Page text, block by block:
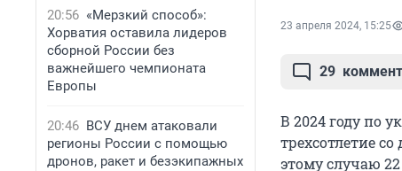
20:56 «Мерзкий способ»:
Хорватия оставила лидеров
сборной России без
важнейшего чемпионата
Европы
20:46 ВСУ днем атаковали
регионы России с помощью
дронов, ракет и безэкипажных
23 апреля 2024, 15:25
29
В 2024 году по
трехсотлетие
этому случаю